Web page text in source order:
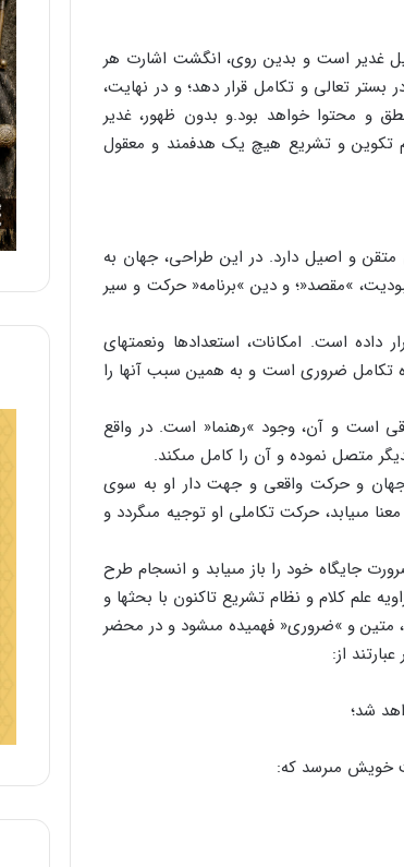
غدیر است و بدین روى، انگشت اشارت هر
تعالى و تکامل قرار دهد؛ و در نهایت،
و محتوا خواهد بود.و بدون ظهور، غدیر
تکوین و تشریع هیچ یک هدفمند و معقول
و اصیل دارد. در این طراحى، جهان به
»مقصد«؛ و دین »برنامه« حرکت و سیر
داده است. امکانات، استعدادها ونعمت‏هاى
تکامل ضرورى است و به همین سبب آنها را
است و آن، وجود »رهنما« است. در واقع
متصل نموده و آن را کامل مى‏کند.
و حرکت واقعى و جهت دار او به سوى
مى‏یابد، حرکت تکاملى او توجیه مى‏گردد و
جایگاه خود را باز مى‏یابد و انسجام طرح
علم کلام و نظام تشریع تاکنون با بحث‏ها و
متین و »ضرورى« فهمیده مى‏شود و در محضر
از:
شد؛
خویش مى‏رسد که: